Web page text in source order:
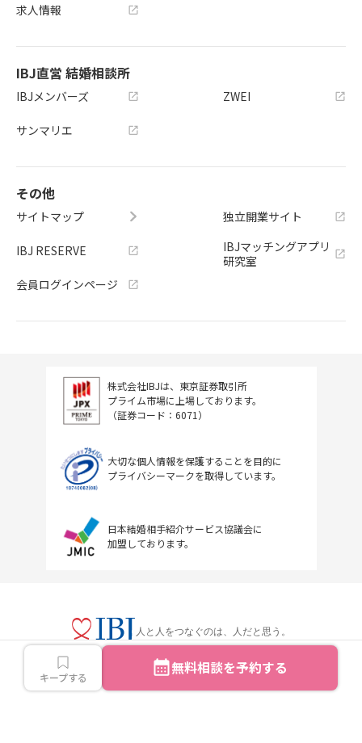
キープする 無料相談を予約する
求人情報
IBJ直営 結婚相談所
IBJメンバーズ
サンマリエ
ZWEI
その他
サイトマップ
IBJ RESERVE
会員ログインページ
独立開業サイト
IBJマッチングアプリ
研究室
株式会社IBJは、東京証券取引所
プライム市場に上場しております。
（証券コード：6071）
大切な個人情報を保護することを目的に
プライバシーマークを取得しています。
日本結婚相手紹介サービス協議会に
加盟しております。
人と人をつなぐのは、人だと思う。